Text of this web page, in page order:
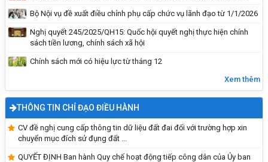
Bộ Nội vụ đề xuất điều chỉnh phụ cấp chức vụ lãnh đạo từ 1/1/2026
Nghị quyết 245/2025/QH15: Quốc hội quyết nghị thực hiện chính
sách tiền lương, chính sách xã hội
Chính sách mới có hiệu lực từ tháng 12
Xem thêm
THÔNG TIN CHỈ ĐẠO ĐIỀU HÀNH
CV đề nghị cung cấp thông tin dữ liệu đất đai đối với trường hợp xin
chuyển mục đích sử đụng đất ...
QUYẾT ĐỊNH Ban hành Quy chế hoạt động tiếp công dân của Ủy ban
PHÒNG CHỐNG ĐUỐI NƯỚC – BẢO VỆ TRẺ EM
HÔM NAY, TƯƠNG LAI NGÀY MAI